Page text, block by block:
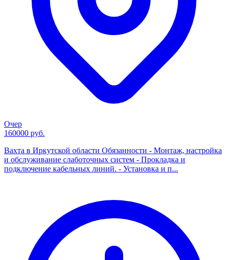
Очер
160000 руб.
Вахта в Иркутской области Обязанности - Монтаж, настройка
и обслуживание слаботочных систем - Прокладка и
подключение кабельных линий. - Установка и п...